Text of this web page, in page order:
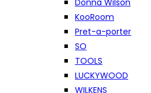
Donna Wilson
KooRoom
Pret-a-porter
SO
TOOLS
LUCKYWOOD
WILKENS